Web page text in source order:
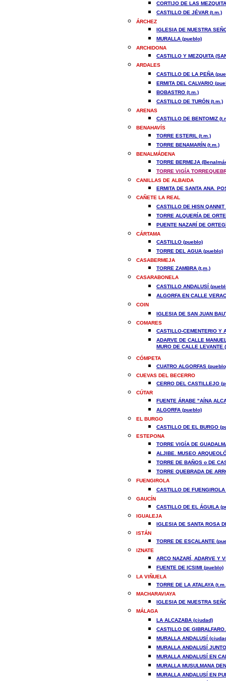
CORTIJO DE LAS
CASTILLO DE JÉVAR (t.m.)
ÁRCHEZ
IGLESIA DE NUESTRA
MURALLA (pueblo)
ARCHIDONA
CASTILLO Y MEZQUITA
ARDALES
CASTILLO DE LA PEÑA
ERMITA DEL CALVARIO
BOBASTRO (t.m.)
CASTILLO DE TURÓN (t.m.)
ARENAS
CASTILLO DE BENTOMIZ
BENAHAVÍS
TORRE ESTERIL (t.m.)
TORRE BENAMARÍN (t.m.)
BENALMÁDENA
TORRE BERMEJA
TORRE VIGÍA
CANILLAS DE ALBAIDA
ERMITA DE SANTA ANA.
CAÑETE LA REAL
CASTILLO DE HISN
TORRE ALQUERÍA DE
PUENTE NAZARÍ DE
CÁRTAMA
CASTILLO (pueblo)
TORRE DEL AGUA (pueblo)
CASABERMEJA
TORRE ZAMBRA (t,m,)
CASARABONELA
CASTILLO ANDALUSÍ
ALGORFA EN CALLE
COIN
IGLESIA DE SAN JUAN
COMARES
CASTILLO-CEMENTERIO Y
ADARVE DE CALLE
MURO DE CALLE LEVANTE
CÓMPETA
CUATRO ALGORFAS
CUEVAS DEL BECERRO
CERRO DEL CASTILLEJO
CÚTAR
FUENTE ÁRABE "AÍNA
ALGORFA (pueblo)
EL BURGO
CASTILLO DE EL BURGO
ESTEPONA
TORRE VIGÍA DE
ALJIBE. MUSEO
TORRE DE BAÑOS o DE
TORRE QUEBRADA DE
FUENGIROLA
CASTILLO DE
GAUCÍN
CASTILLO DE EL ÁGUILA
IGUALEJA
IGLESIA DE SANTA ROSA
ISTÁN
TORRE DE ESCALANTE
IZNATE
ARCO NAZARÍ, ADARVE Y
FUENTE DE ICSIMI (pueblo)
LA VIÑUELA
TORRE DE LA ATALAYA
MACHARAVIAYA
IGLESIA DE NUESTRA
MÁLAGA
LA ALCAZABA (ciudad)
CASTILLO DE
MURALLA ANDALUSÍ
MURALLA ANDALUSÍ
MURALLA ANDALUSÍ EN
MURALLA MUSULMANA
MURALLA ANDALUSÍ EN